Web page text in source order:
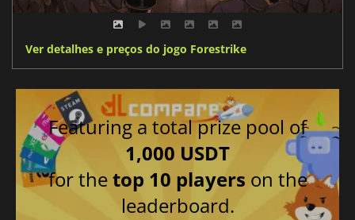
Ver detalhes e preços do jogo Forestrike
Featuring a total prize pool of
1,000 USDT
for thetop 10 players on the
leaderboard.